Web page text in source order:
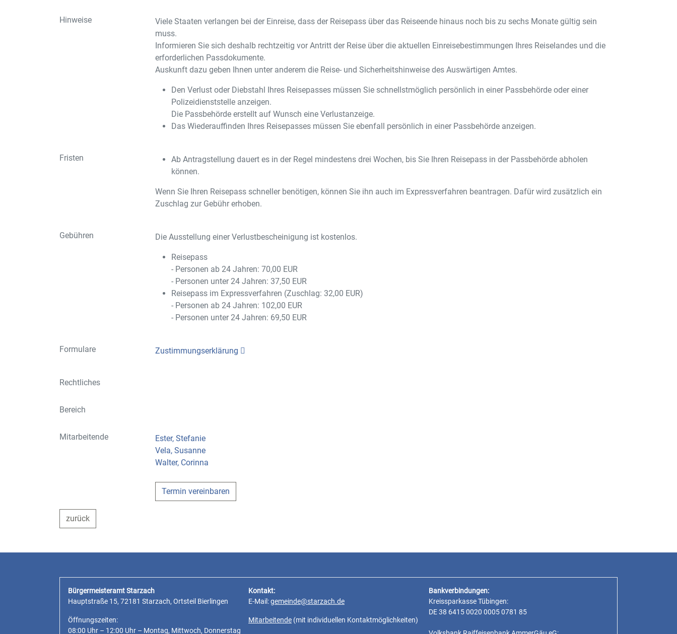
Hinweise
Viele Staaten verlangen bei der Einreise, dass der Reisepass über das Reiseende hinaus noch bis zu sechs Monate gültig sein
muss.
Informieren Sie sich deshalb rechtzeitig vor Antritt der Reise über die aktuellen Einreisebestimmungen Ihres Reiselandes und die
erforderlichen Passdokumente.
Auskunft dazu geben Ihnen unter anderem die Reise- und Sicherheitshinweise des Auswärtigen Amtes.
Den Verlust oder Diebstahl Ihres Reisepasses müssen Sie schnellstmöglich persönlich in einer Passbehörde oder einer
Polizeidienststelle anzeigen.
Die Passbehörde erstellt auf Wunsch eine Verlustanzeige.
Das Wiederauffinden Ihres Reisepasses müssen Sie ebenfall persönlich in einer Passbehörde anzeigen.
Fristen
Ab Antragstellung dauert es in der Regel mindestens drei Wochen, bis Sie Ihren Reisepass in der Passbehörde abholen
können.
Wenn Sie Ihren Reisepass schneller benötigen, können Sie ihn auch im Expressverfahren beantragen. Dafür wird zusätzlich ein
Zuschlag zur Gebühr erhoben.
Gebühren Die Ausstellung einer Verlustbescheinigung ist kostenlos.
Reisepass
- Personen ab 24 Jahren: 70,00 EUR
- Personen unter 24 Jahren: 37,50 EUR
Reisepass im Expressverfahren (Zuschlag: 32,00 EUR)
- Personen ab 24 Jahren: 102,00 EUR
- Personen unter 24 Jahren: 69,50 EUR
Formulare Zustimmungserklärung
Rechtliches
Bereich
Mitarbeitende
Ester, Stefanie
Vela, Susanne
Walter, Corinna
Termin vereinbaren
zurück
Bürgermeisteramt Starzach
Hauptstraße 15, 72181 Starzach, Ortsteil Bierlingen
Öffnungszeiten:
08:00 Uhr – 12:00 Uhr – Montag, Mittwoch, Donnerstag
Kontakt:
E-Mail:gemeinde@starzach.de
Mitarbeitende (mit individuellen Kontaktmöglichkeiten)
Bankverbindungen:
Kreissparkasse Tübingen:
DE 38 6415 0020 0005 0781 85